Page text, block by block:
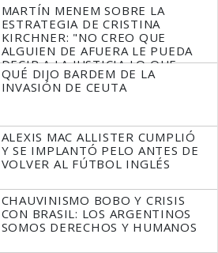
MARTÍN MENEM SOBRE LA
ESTRATEGIA DE CRISTINA
KIRCHNER: "NO CREO QUE
ALGUIEN DE AFUERA LE PUEDA
DECIR A LA JUSTICIA LO QUE
TIENE QUE HACER"
QUÉ DIJO BARDEM DE LA
INVASIÓN DE CEUTA
ALEXIS MAC ALLISTER CUMPLIÓ
Y SE IMPLANTÓ PELO ANTES DE
VOLVER AL FÚTBOL INGLÉS
CHAUVINISMO BOBO Y CRISIS
CON BRASIL: LOS ARGENTINOS
SOMOS DERECHOS Y HUMANOS